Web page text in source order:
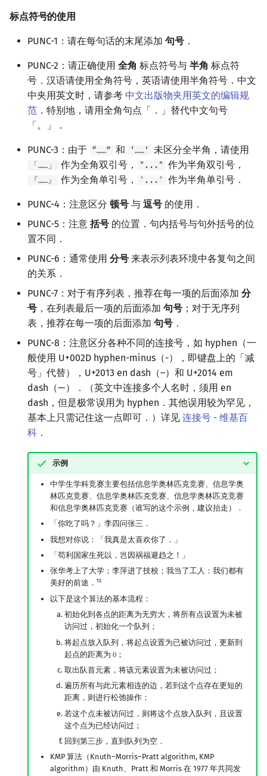
标点符号的使用
PUNC-1：请在每句话的末尾添加 句号 ．
PUNC-2：请正确使用 全角 标点符号与 半角 标点符
号．汉语请使用全角符号，英语请使用半角符号．中文
中夹用英文时，请参考 中文出版物夹用英文的编辑规
范 ．特别地，请用全角句点「．」替代中文句号
「。」．
PUNC-3：由于 “……” 和 ‘……’ 未区分全半角，请使用
「……」 作为全角双引号， "..." 作为半角双引号，
『……』 作为全角单引号， '...' 作为半角单引号．
PUNC-4：注意区分 顿号 与 逗号 的使用．
PUNC-5：注意 括号 的位置．句内括号与句外括号的位
置不同．
PUNC-6：通常使用 分号 来表示列表环境中各复句之间
的关系．
PUNC-7：对于有序列表，推荐在每一项的后面添加 分
号 ，在列表最后一项的后面添加 句号 ；对于无序列
表，推荐在每一项的后面添加 句号 ．
PUNC-8：注意区分各种不同的连接号，如 hyphen（一
般使用 U+002D hyphen-minus（-），即键盘上的「减
号」代替），U+2013 en dash（–）和 U+2014 em
dash（—）．（英文中连接多个人名时，须用 en
dash，但是极常误用为 hyphen．其他误用较为罕见，
基本上只需记住这一点即可．）详见 连接号 - 维基百
科 ．
示例
中学生学科竞赛主要包括信息学奥林匹克竞赛、信息学奥
林匹克竞赛、信息学奥林匹克竞赛、信息学奥林匹克竞赛
和信息学奥林匹克竞赛（谁写的这个示例，建议抬走）．
「你吃了吗？」李四问张三．
我想对你说：「我真是太喜欢你了．」
「苟利国家生死以，岂因祸福避趋之！」
张华考上了大学；李萍进了技校；我当了工人：我们都有
美好的前途． 12
以下是这个算法的基本流程：
初始化到各点的距离为无穷大，将所有点设置为未被
访问过，初始化一个队列；
将起点放入队列，将起点设置为已被访问过，更新到
起点的距离为 0
0；
取出队首元素，将该元素设置为未被访问过；
遍历所有与此元素相连的边，若到这个点存在更短的
距离，则进行松弛操作；
若这个点未被访问过，则将这个点放入队列，且设置
这个点为已经访问过；
回到第三步，直到队列为空．
KMP 算法（Knuth–Morris–Pratt algorithm, KMP
algorithm）由 Knuth、Pratt 和 Morris 在 1977 年共同发